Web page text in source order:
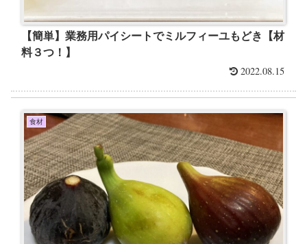
【簡単】業務用パイシートでミルフィーユもどき【材
料３つ！】
2022.08.15
食材